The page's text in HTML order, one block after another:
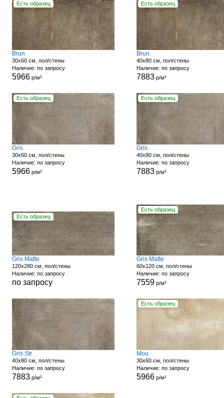
Есть образец
Brun
30x60 см, пол/стены
Наличие: по запросу
5966р/м²
Есть образец
Brun
40x80 см, пол/стены
Наличие: по запросу
7883р/м²
Есть образец
Gris
30x60 см, пол/стены
Наличие: по запросу
5966р/м²
Есть образец
Gris
40x80 см, пол/стены
Наличие: по запросу
7883р/м²
Есть образец
Gris Matte
120x280 см, пол/стены
Наличие: по запросу
по запросу
Есть образец
Gris Matte
60x120 см, пол/стены
Наличие: по запросу
7559р/м²
Gris Str
40x80 см, пол/стены
Наличие: по запросу
7883р/м²
Есть образец
Mou
30x60 см, пол/стены
Наличие: по запросу
5966р/м²